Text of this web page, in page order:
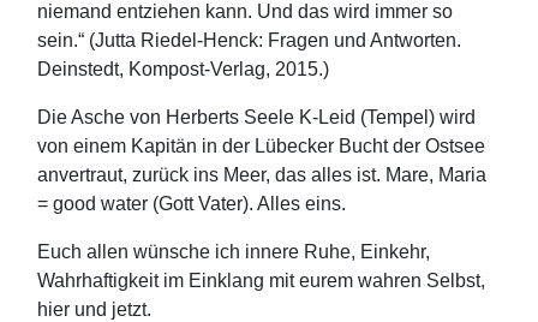
niemand entziehen kann. Und das wird immer so
sein.“ (Jutta Riedel-Henck: Fragen und Antworten.
Deinstedt, Kompost-Verlag, 2015.)
Die Asche von Herberts Seele K-Leid (Tempel) wird
von einem Kapitän in der Lübecker Bucht der Ostsee
anvertraut, zurück ins Meer, das alles ist. Mare, Maria
= good water (Gott Vater). Alles eins.
Euch allen wünsche ich innere Ruhe, Einkehr,
Wahrhaftigkeit im Einklang mit eurem wahren Selbst,
hier und jetzt.